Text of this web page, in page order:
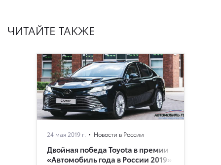
ЧИТАЙТЕ ТАКЖЕ
24 мая 2019 г. Новости в России
Двойная победа Toyota в премии
«Автомобиль года в России 2019»